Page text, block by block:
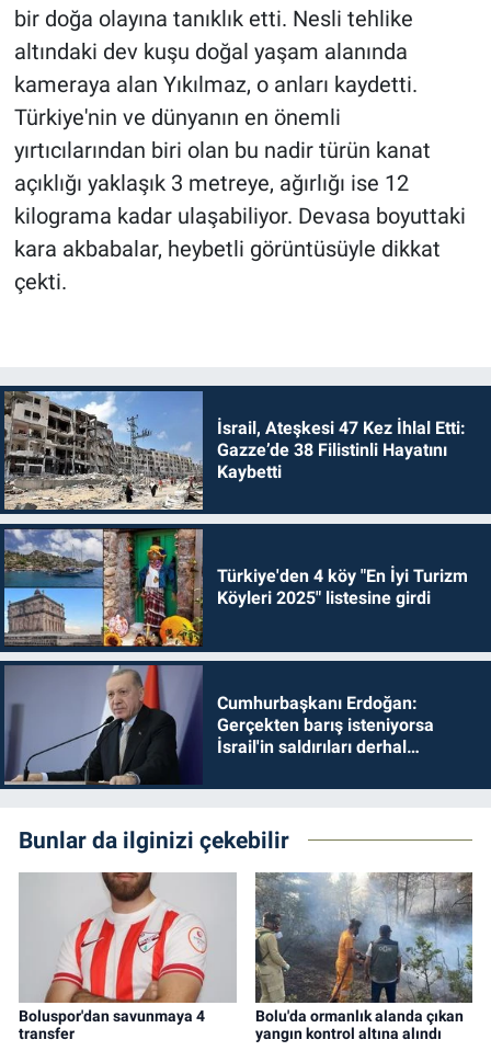
bir doğa olayına tanıklık etti. Nesli tehlike
altındaki dev kuşu doğal yaşam alanında
kameraya alan Yıkılmaz, o anları kaydetti.
Türkiye'nin ve dünyanın en önemli
yırtıcılarından biri olan bu nadir türün kanat
açıklığı yaklaşık 3 metreye, ağırlığı ise 12
kilograma kadar ulaşabiliyor. Devasa boyuttaki
kara akbabalar, heybetli görüntüsüyle dikkat
çekti.
İsrail, Ateşkesi 47 Kez İhlal Etti:
Gazze’de 38 Filistinli Hayatını
Kaybetti
Türkiye'den 4 köy "En İyi Turizm
Köyleri 2025" listesine girdi
Cumhurbaşkanı Erdoğan:
Gerçekten barış isteniyorsa
İsrail'in saldırıları derhal
Bunlar da ilginizi çekebilir
Boluspor'dan savunmaya 4
transfer
Bolu'da ormanlık alanda çıkan
yangın kontrol altına alındı